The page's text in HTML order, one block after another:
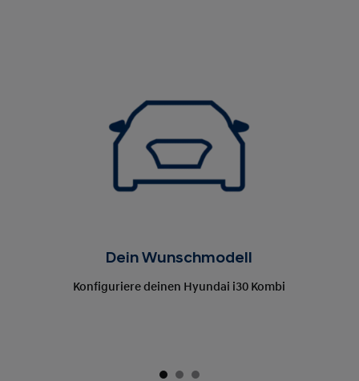
Dein Wunschmodell
Konfiguriere deinen Hyundai i30 Kombi